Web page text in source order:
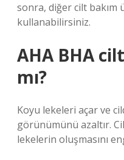
sonra, diğer cilt
kullanabilirsiniz.
AHA BHA
mı?
Koyu lekeleri açar ve
görünümünü azaltır.
lekelerin oluşmasını